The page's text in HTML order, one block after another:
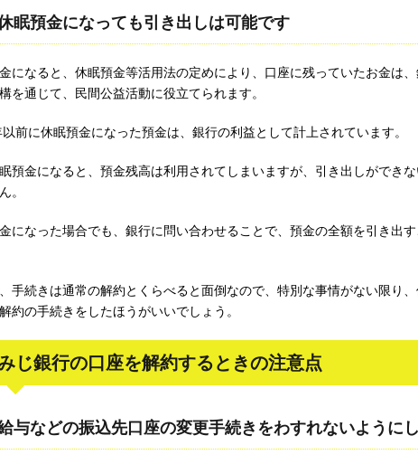
眠預金になっても引き出しは可能です
になると、休眠預金等活用法の定めにより、口座に残っていたお金は
を通じて、民間公益活動に役立てられます。
前に休眠預金になった預金は、銀行の利益として計上されています。
預金になると、預金残高は利用されてしまいますが、引き出しができ
。
になった場合でも、銀行に問い合わせることで、預金の全額を引き出す
手続きは通常の解約とくらべると面倒なので、特別な事情がない限り
約の手続きをしたほうがいいでしょう。
じ銀行の口座を解約するときの注意点
与などの振込先口座の変更手続きをわすれないように